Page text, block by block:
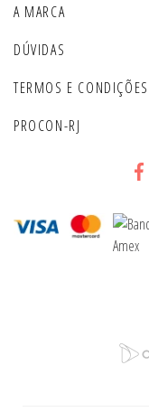
A MARCA
DÚVIDAS
TERMOS E CONDIÇÕES
PROCON-RJ